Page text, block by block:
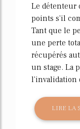
Le détenteur
points s'il
Tant que le
une perte
récupérés
un stage. La
l'invalidation
LIRE LA